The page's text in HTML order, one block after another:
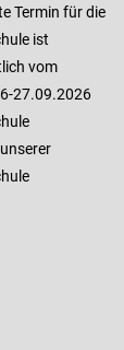
Termin für die
ist
vom
27.09.2026